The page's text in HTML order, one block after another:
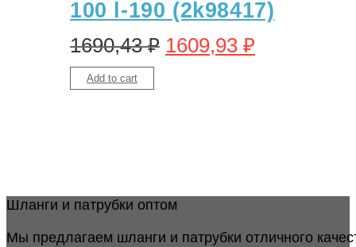
100 l-190 (2k98417)
1690,43₽ 1609,93 ₽
Add to cart
Шланги и патрубки оптом
Мы предлагаем шланги и патрубки отличного